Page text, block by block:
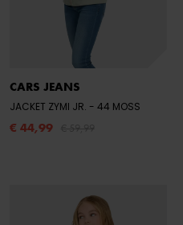
CARS JEANS
JACKET ZYMI JR. - 44 MOSS
€ 44,99